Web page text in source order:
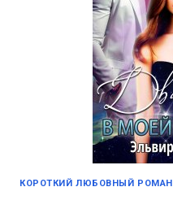
КОРОТКИЙ ЛЮБОВНЫЙ РОМАН